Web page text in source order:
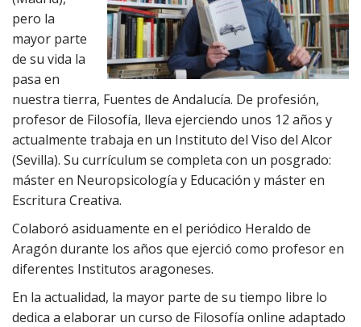
pero la
mayor parte
de su vida la
pasa en
nuestra tierra, Fuentes de Andalucía. De profesión,
profesor de Filosofía, lleva ejerciendo unos 12 años y
actualmente trabaja en un Instituto del Viso del Alcor
(Sevilla). Su currículum se completa con un posgrado:
máster en Neuropsicología y Educación y máster en
Escritura Creativa.
Colaboró asiduamente en el periódico Heraldo de
Aragón durante los años que ejerció como profesor en
diferentes Institutos aragoneses.
En la actualidad, la mayor parte de su tiempo libre lo
dedica a elaborar un curso de Filosofía online adaptado